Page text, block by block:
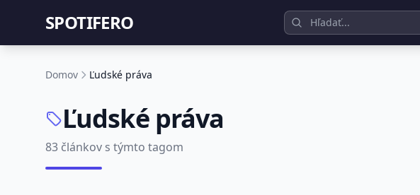
SPOTIFERO
Domov Ľudské práva
Ľudské práva
83 článkov s týmto tagom